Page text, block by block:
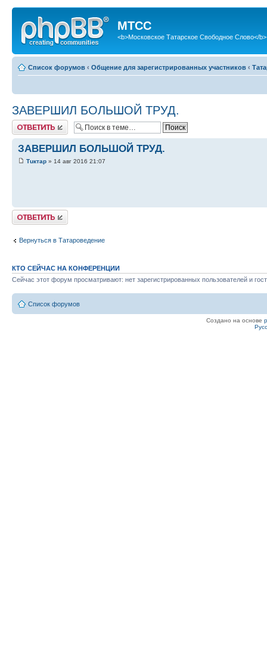
МТСС
<b>Московское Татарское Свободное Слово</b>
Список форумов ‹ Общение для зарегистрированных участников ‹
ЗАВЕРШИЛ БОЛЬШОЙ ТРУД.
Ответить
ЗАВЕРШИЛ БОЛЬШОЙ ТРУД.
Тuктар » 14 авг 2016 21:07
Ответить
Вернуться в Татароведение
КТО СЕЙЧАС НА КОНФЕРЕНЦИИ
Сейчас этот форум просматривают: нет зарегистрированных пользователей и
Список форумов
Создано на основе